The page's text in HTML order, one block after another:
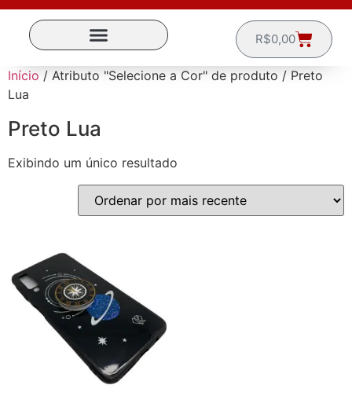
R$0,00
Início / Atributo "Selecione a Cor" de produto / Preto
Lua
Preto Lua
Exibindo um único resultado